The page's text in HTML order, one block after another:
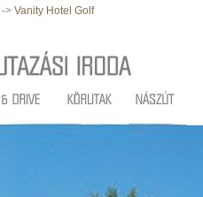
-> Vanity Hotel Golf